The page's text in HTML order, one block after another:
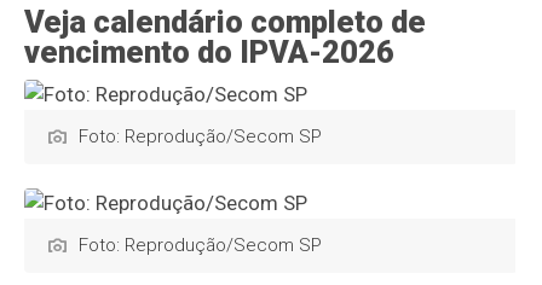
Veja calendário completo de
vencimento do IPVA-2026
Foto: Reprodução/Secom SP
Foto: Reprodução/Secom SP